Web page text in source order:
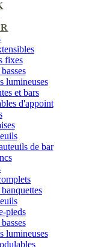
fixes
lumineuses
et bars
d'appoint
de bar
pieds
lumineuses